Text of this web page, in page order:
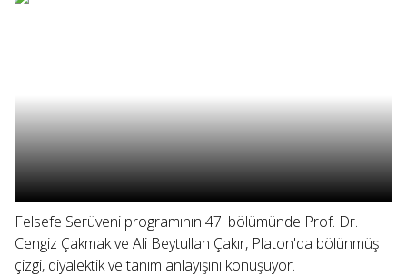
Felsefe Serüveni programının 47. bölümünde Prof. Dr.
Cengiz Çakmak ve Ali Beytullah Çakır, Platon'da bölünmüş
çizgi, diyalektik ve tanım anlayışını konuşuyor.